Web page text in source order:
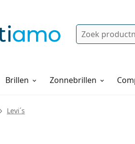
Zoek
Brillen Zonnebrillen
Levi´s